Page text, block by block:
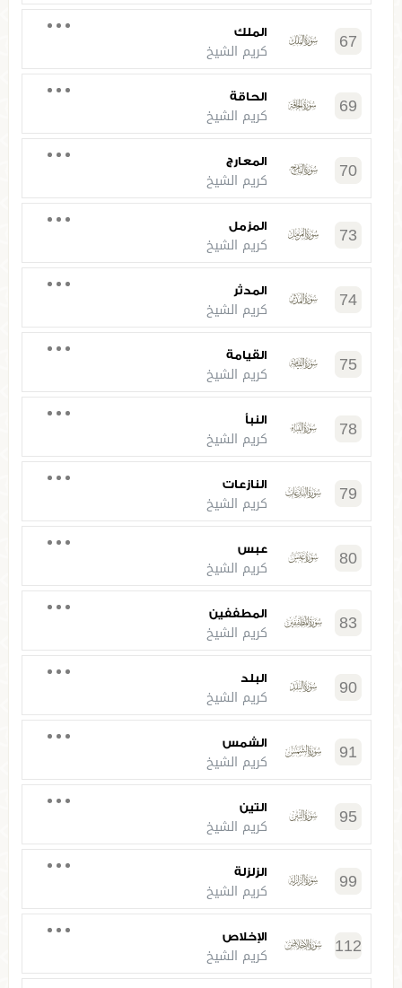
67 الملك
كريم الشيخ
69 الحاقة
كريم الشيخ
70 المعارج
كريم الشيخ
73 المزمل
كريم الشيخ
74 المدثر
كريم الشيخ
75 القيامة
كريم الشيخ
78 النبأ
كريم الشيخ
79 النازعات
كريم الشيخ
80 عبس
كريم الشيخ
83 المطففين
كريم الشيخ
90 البلد
كريم الشيخ
91 الشمس
كريم الشيخ
95 التين
كريم الشيخ
99 الزلزلة
كريم الشيخ
112 الإخلاص
كريم الشيخ